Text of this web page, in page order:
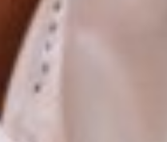
sont pourvues de
a significativement